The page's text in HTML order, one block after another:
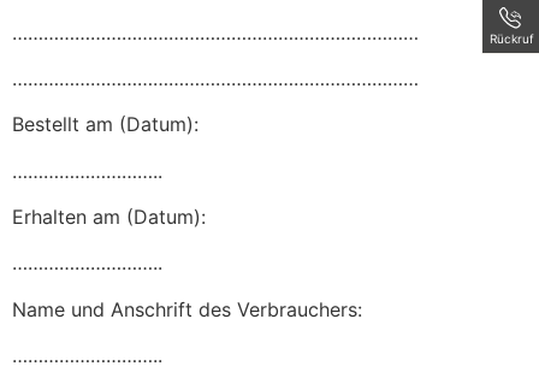
……………………………………………………………………
……………………………………………………………………
Bestellt am (Datum):
………………………..
Erhalten am (Datum):
………………………..
Name und Anschrift des Verbrauchers:
………………………..
Rückruf